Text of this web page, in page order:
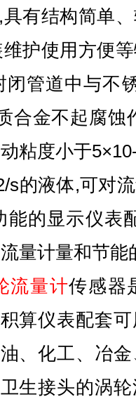
有结构简单
护使用方便
管道中与不
合金不起腐
粘度小于
s的液体,可对
能的显示仪表
量计量和节能
流量计传感器
算仪表配套
、化工、冶
生接头的涡